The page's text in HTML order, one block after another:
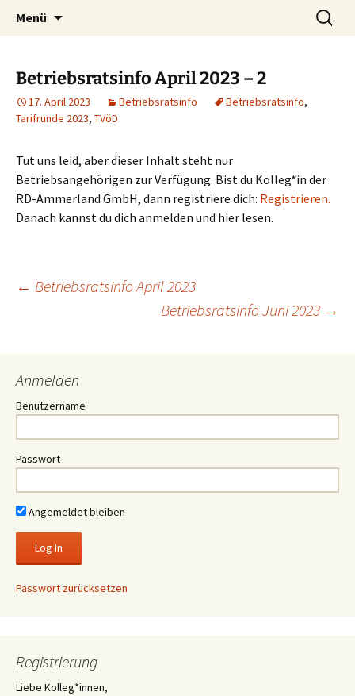
Menü
Suchen
nach:
Betriebsratsinfo April 2023 – 2
17. April 2023 Betriebsratsinfo Betriebsratsinfo,
Tarifrunde 2023, TVöD
Tut uns leid, aber dieser Inhalt steht nur
Betriebsangehörigen zur Verfügung. Bist du Kolleg*in der
RD-Ammerland GmbH, dann registriere dich: Registrieren.
Danach kannst du dich anmelden und hier lesen.
Beitragsnavigation
← Betriebsratsinfo April 2023
Betriebsratsinfo Juni 2023 →
Anmelden
Benutzername
Passwort
Angemeldet bleiben
Passwort zurücksetzen
Registrierung
Liebe Kolleg*innen,